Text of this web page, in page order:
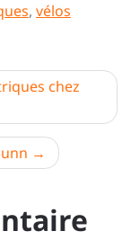
, vélos
chez